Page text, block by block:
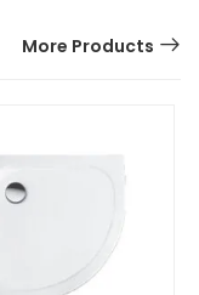
More Products